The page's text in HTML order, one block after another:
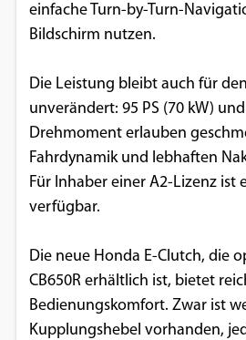
einfache Turn-by-Turn-
Bildschirm nutzen.
Die Leistung bleibt auch für
unverändert: 95 PS (70 kW)
Drehmoment erlauben
Fahrdynamik und lebhaften
Für Inhaber einer A2-Lizenz ist
verfügbar.
Die neue Honda E-Clutch, die
CB650R erhältlich ist, bietet
Bedienungskomfort. Zwar ist
Kupplungshebel vorhanden,